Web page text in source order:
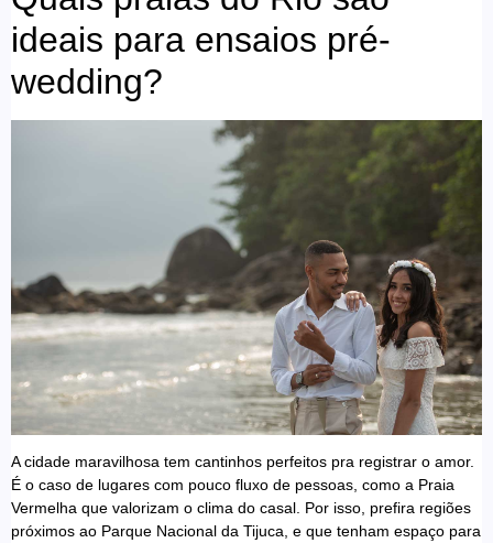
ideais para ensaios pré-
wedding?
A cidade maravilhosa tem cantinhos perfeitos pra registrar o amor.
É o caso de lugares com pouco fluxo de pessoas, como a Praia
Vermelha que valorizam o clima do casal. Por isso, prefira regiões
próximos ao Parque Nacional da Tijuca, e que tenham espaço para